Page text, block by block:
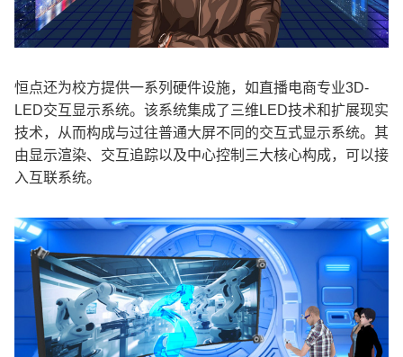
恒点还为校方提供一系列硬件设施，如直播电商专业3D-
LED交互显示系统。该系统集成了三维 LED技术和扩展现实
技术，从而构成与过往普通大屏不同的交互式显示系统。其
由显示渲染、交互追踪以及中心控制三大核心构成，可以接
入互联系统。